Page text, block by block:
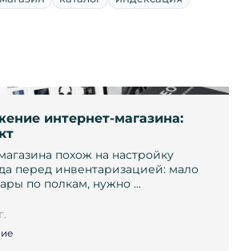
интернет-магазина:
похож на настройку
перед инвентаризацией: мало
по полкам, нужно …